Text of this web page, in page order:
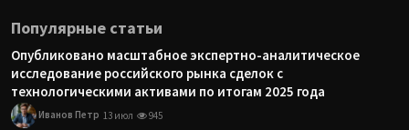
Популярные статьи
Опубликовано масштабное экспертно-аналитическое
исследование российского рынка сделок с
технологическими активами по итогам 2025 года
Иванов Петр 13 июл 945